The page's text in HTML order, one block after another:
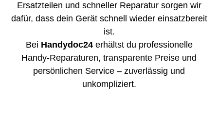
Ersatzteilen und schneller Reparatur sorgen wir
dafür, dass dein Gerät schnell wieder einsatzbereit
ist.
Bei Handydoc24erhältst du professionelle
Handy-Reparaturen, transparente Preise und
persönlichen Service – zuverlässig und
unkompliziert.